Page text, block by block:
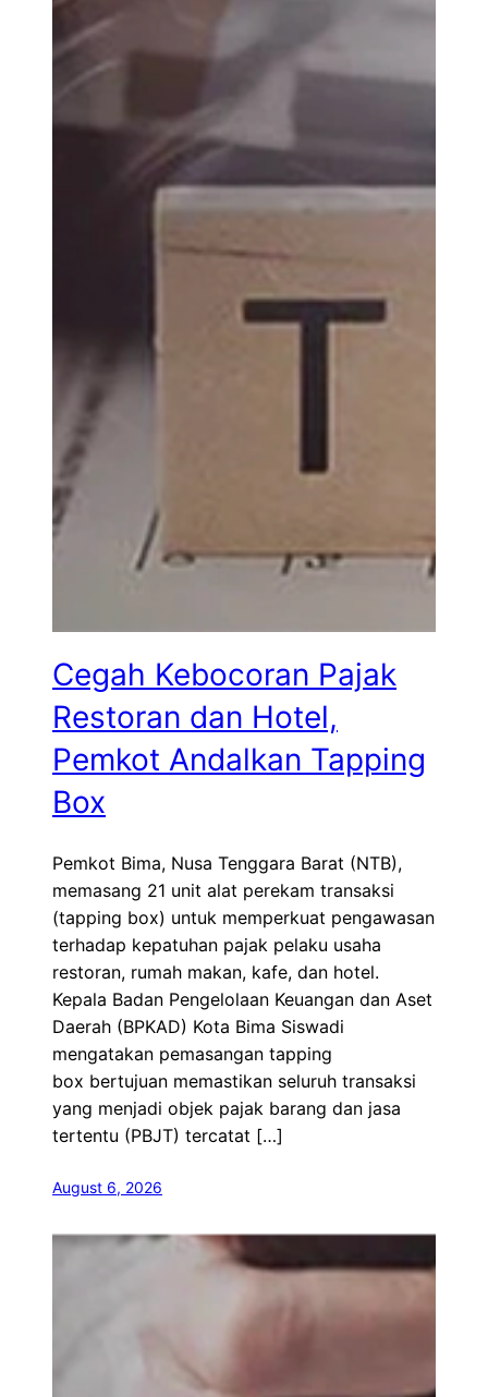
Cegah Kebocoran Pajak
Restoran dan Hotel,
Pemkot Andalkan Tapping
Box
Pemkot Bima, Nusa Tenggara Barat (NTB),
memasang 21 unit alat perekam transaksi
(tapping box) untuk memperkuat pengawasan
terhadap kepatuhan pajak pelaku usaha
restoran, rumah makan, kafe, dan hotel.
Kepala Badan Pengelolaan Keuangan dan Aset
Daerah (BPKAD) Kota Bima Siswadi
mengatakan pemasangan tapping
box bertujuan memastikan seluruh transaksi
yang menjadi objek pajak barang dan jasa
tertentu (PBJT) tercatat […]
August 6, 2026